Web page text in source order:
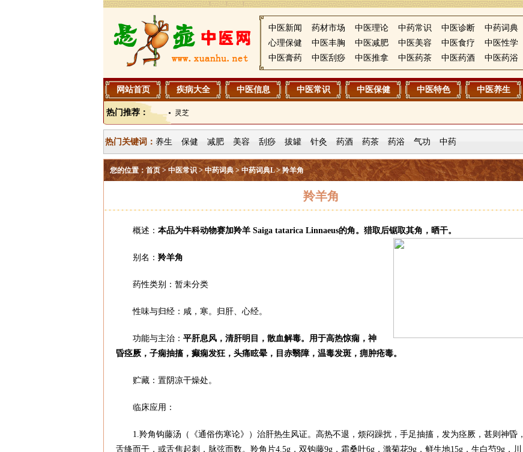
中医新闻 药材市场 中医理论 中药常识 中医诊断 中药词典
心理保健
中医丰胸 中医减肥 中医美容 中医食疗 中医性学
中医膏药
中医刮痧 中医推拿 中医药茶 中医药酒 中医药浴
网站首页 疾病大全 中医信息 中医常识 中医保健 中医特色 中医养生
热门推荐： 灵芝
热门关键词： 养生 保健 减肥 美容 刮痧 拔罐 针灸 药酒 药茶 药浴 气功 中药
您的位置：首页> 中医常识>中药词典 >中药词典L> 羚羊角
羚羊角
概述： 本品为牛科动物赛加羚羊 Saiga tatarica Linnaeus的角。猎取后锯取其角，晒干。
别名： 羚羊角
药性类别：暂未分类
性味与归经：咸，寒。归肝、心经。
功能与主治： 平肝息风，清肝明目，散血解毒。用于高热惊痫，神
昏痉厥，子痫抽搐，癫痫发狂，头痛眩晕，目赤翳障，温毒发斑，痈肿疮毒。
贮藏：置阴凉干燥处。
临床应用：
1.羚角钩藤汤（《通俗伤寒论》）治肝热生风证。高热不退，烦闷躁扰，手足抽搐，发为痉厥，甚则神昏，
舌绛而干，或舌焦起刺，脉弦而数。羚角片4.5g，双钩藤9g，霜桑叶6g，滁菊花9g，鲜生地15g，生白芍9g，川